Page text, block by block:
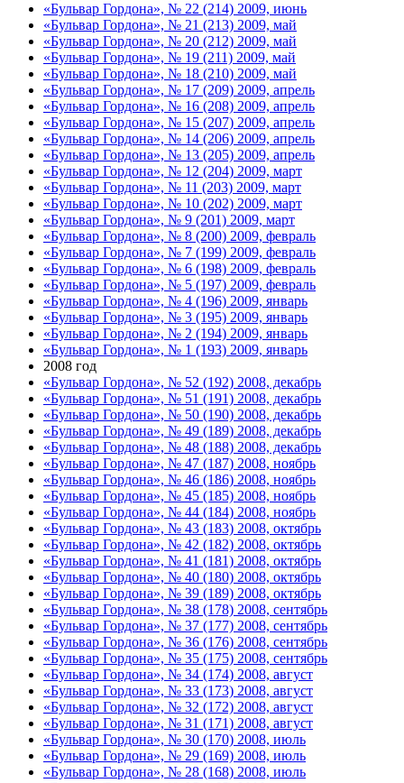
«Бульвар Гордона», № 22 (214) 2009, июнь
«Бульвар Гордона», № 21 (213) 2009, май
«Бульвар Гордона», № 20 (212) 2009, май
«Бульвар Гордона», № 19 (211) 2009, май
«Бульвар Гордона», № 18 (210) 2009, май
«Бульвар Гордона», № 17 (209) 2009, апрель
«Бульвар Гордона», № 16 (208) 2009, апрель
«Бульвар Гордона», № 15 (207) 2009, апрель
«Бульвар Гордона», № 14 (206) 2009, апрель
«Бульвар Гордона», № 13 (205) 2009, апрель
«Бульвар Гордона», № 12 (204) 2009, март
«Бульвар Гордона», № 11 (203) 2009, март
«Бульвар Гордона», № 10 (202) 2009, март
«Бульвар Гордона», № 9 (201) 2009, март
«Бульвар Гордона», № 8 (200) 2009, февраль
«Бульвар Гордона», № 7 (199) 2009, февраль
«Бульвар Гордона», № 6 (198) 2009, февраль
«Бульвар Гордона», № 5 (197) 2009, февраль
«Бульвар Гордона», № 4 (196) 2009, январь
«Бульвар Гордона», № 3 (195) 2009, январь
«Бульвар Гордона», № 2 (194) 2009, январь
«Бульвар Гордона», № 1 (193) 2009, январь
2008 год
«Бульвар Гордона», № 52 (192) 2008, декабрь
«Бульвар Гордона», № 51 (191) 2008, декабрь
«Бульвар Гордона», № 50 (190) 2008, декабрь
«Бульвар Гордона», № 49 (189) 2008, декабрь
«Бульвар Гордона», № 48 (188) 2008, декабрь
«Бульвар Гордона», № 47 (187) 2008, ноябрь
«Бульвар Гордона», № 46 (186) 2008, ноябрь
«Бульвар Гордона», № 45 (185) 2008, ноябрь
«Бульвар Гордона», № 44 (184) 2008, ноябрь
«Бульвар Гордона», № 43 (183) 2008, октябрь
«Бульвар Гордона», № 42 (182) 2008, октябрь
«Бульвар Гордона», № 41 (181) 2008, октябрь
«Бульвар Гордона», № 40 (180) 2008, октябрь
«Бульвар Гордона», № 39 (189) 2008, октябрь
«Бульвар Гордона», № 38 (178) 2008, сентябрь
«Бульвар Гордона», № 37 (177) 2008, сентябрь
«Бульвар Гордона», № 36 (176) 2008, сентябрь
«Бульвар Гордона», № 35 (175) 2008, сентябрь
«Бульвар Гордона», № 34 (174) 2008, август
«Бульвар Гордона», № 33 (173) 2008, август
«Бульвар Гордона», № 32 (172) 2008, август
«Бульвар Гордона», № 31 (171) 2008, август
«Бульвар Гордона», № 30 (170) 2008, июль
«Бульвар Гордона», № 29 (169) 2008, июль
«Бульвар Гордона», № 28 (168) 2008, июль